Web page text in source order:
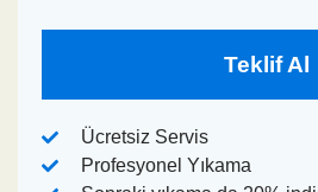
Teklif Al
Ücretsiz Servis
Profesyonel Yıkama